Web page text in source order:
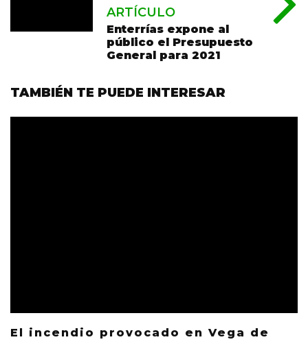
ARTÍCULO
Enterrías expone al
público el Presupuesto
General para 2021
TAMBIÉN TE PUEDE INTERESAR
El incendio provocado en Vega de